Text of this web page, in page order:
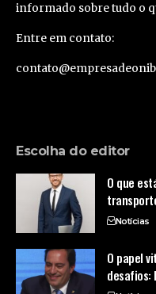
informado sobre tudo o
Entre em contato:
Escolha do editor
O que
Notícias
O papel
desafios: